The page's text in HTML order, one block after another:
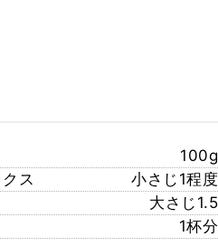
100g
ス
小さじ1程度
大さじ1.5
1杯分